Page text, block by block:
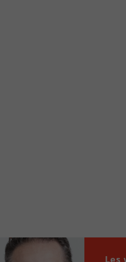
locale vous sont
Les